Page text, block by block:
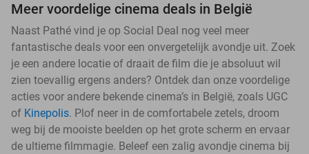
Meer voordelige cinema deals in België
Naast Pathé vind je op Social Deal nog veel meer
fantastische deals voor een onvergetelijk avondje uit. Zoek
je een andere locatie of draait de film die je absoluut wil
zien toevallig ergens anders? Ontdek dan onze voordelige
acties voor andere bekende cinema’s in België, zoals UGC
of Kinepolis. Plof neer in de comfortabele zetels, droom
weg bij de mooiste beelden op het grote scherm en ervaar
de ultieme filmmagie. Beleef een zalig avondje cinema bij